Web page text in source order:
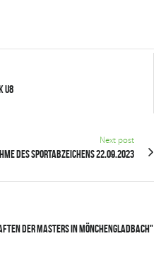
U8
Next post
des Sportabzeichens 22.09.2023
der Masters in Mönchengladbach"